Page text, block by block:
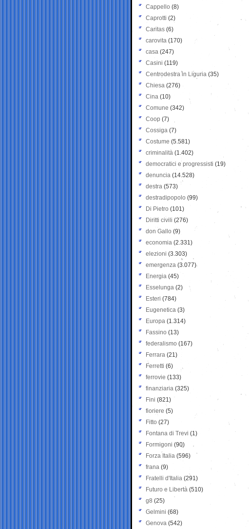
Cappello (8)
Caprotti (2)
Caritas (6)
carovita (170)
casa (247)
Casini (119)
Centrodestra in Liguria (35)
Chiesa (276)
Cina (10)
Comune (342)
Coop (7)
Cossiga (7)
Costume (5.581)
criminalità (1.402)
democratici e progressisti (19)
denuncia (14.528)
destra (573)
destradipopolo (99)
Di Pietro (101)
Diritti civili (276)
don Gallo (9)
economia (2.331)
elezioni (3.303)
emergenza (3.077)
Energia (45)
Esselunga (2)
Esteri (784)
Eugenetica (3)
Europa (1.314)
Fassino (13)
federalismo (167)
Ferrara (21)
Ferretti (6)
ferrovie (133)
finanziaria (325)
Fini (821)
fioriere (5)
Fitto (27)
Fontana di Trevi (1)
Formigoni (90)
Forza Italia (596)
frana (9)
Fratelli d'Italia (291)
Futuro e Libertà (510)
g8 (25)
Gelmini (68)
Genova (542)